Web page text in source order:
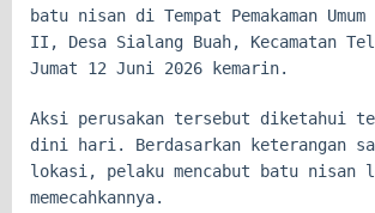
batu nisan di Tempat Pemakaman Umum
II, Desa Sialang Buah, Kecamatan
Jumat 12 Juni 2026 kemarin.
Aksi perusakan tersebut diketahui
dini hari. Berdasarkan keterangan
lokasi, pelaku mencabut batu nisan
memecahkannya.